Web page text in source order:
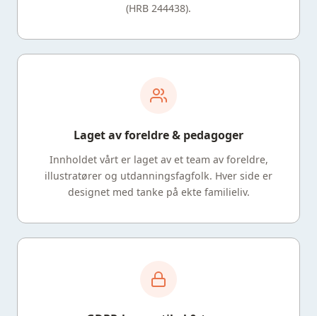
(HRB 244438).
Laget av foreldre & pedagoger
Innholdet vårt er laget av et team av foreldre,
illustratører og utdanningsfagfolk. Hver side er
designet med tanke på ekte familieliv.